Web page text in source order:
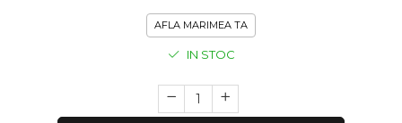
AFLA MARIMEA TA
IN STOC